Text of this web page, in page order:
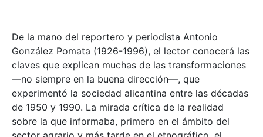
De la mano del reportero y periodista Antonio
González Pomata (1926-1996), el lector conocerá las
claves que explican muchas de las transformaciones
—no siempre en la buena dirección—, que
experimentó la sociedad alicantina entre las décadas
de 1950 y 1990. La mirada crítica de la realidad
sobre la que informaba, primero en el ámbito del